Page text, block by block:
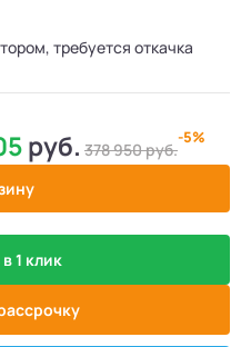
требуется откачка
руб. 378 950руб.
-5%
1 клик